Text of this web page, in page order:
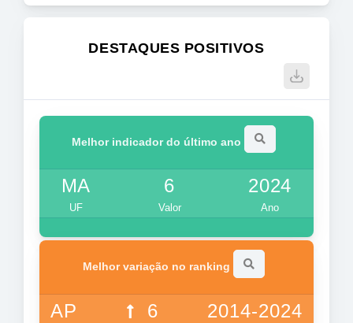
DESTAQUES POSITIVOS
Melhor indicador do último ano
MA
UF
6
Valor
2024
Ano
Melhor variação no ranking
AP 6 2014-2024